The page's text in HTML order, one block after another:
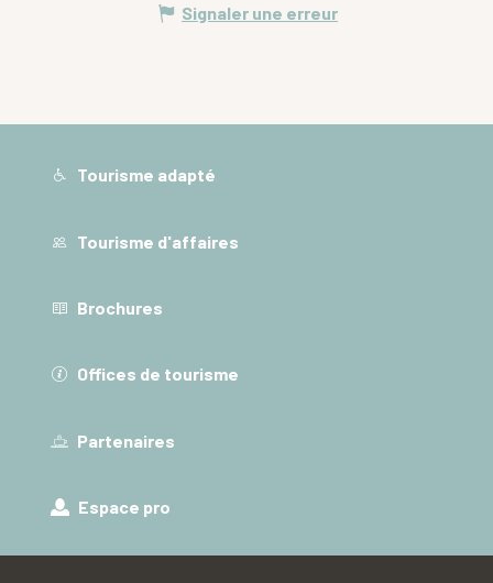
Signaler une erreur
Tourisme adapté
Tourisme d'affaires
Brochures
Offices de tourisme
Partenaires
Espace pro